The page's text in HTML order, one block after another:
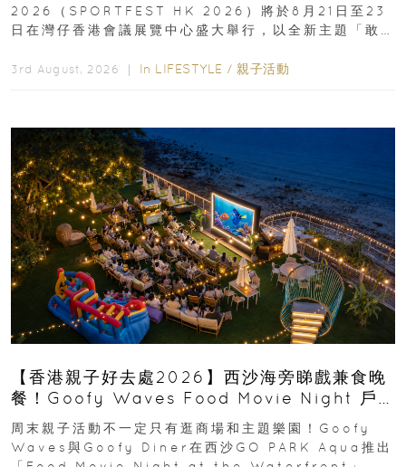
2026（SPORTFEST HK 2026）將於8月21日至23
日在灣仔香港會議展覽中心盛大舉行，以全新主題「敢
3rd August, 2026 ｜ In LIFESTYLE / 親子活動
【香港親子好去處2026】西沙海旁睇戲兼食晚
餐！Goofy Waves Food Movie Night 戶
外影院逢週末登場
周末親子活動不一定只有逛商場和主題樂園！Goofy
Waves與Goofy Diner在西沙GO PARK Aqua推出